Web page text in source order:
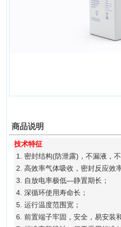
商品说明
技术特征
1. 密封结构(防泄露)，不漏液，
2. 高效率气体吸收，密封反应效
3. 自放电率极低—静置期长；
4. 深循环使用寿命长；
5. 运行温度范围宽；
6. 前置端子牢固，安全，易安装